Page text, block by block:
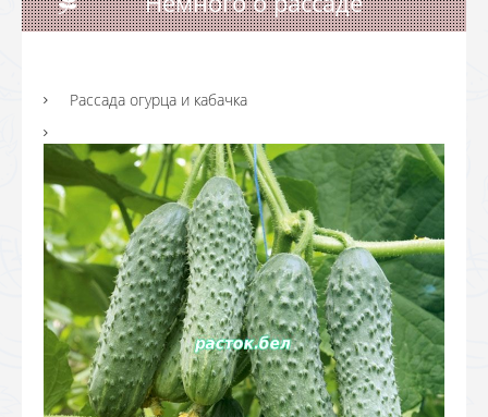
Рассада огурца и кабачка